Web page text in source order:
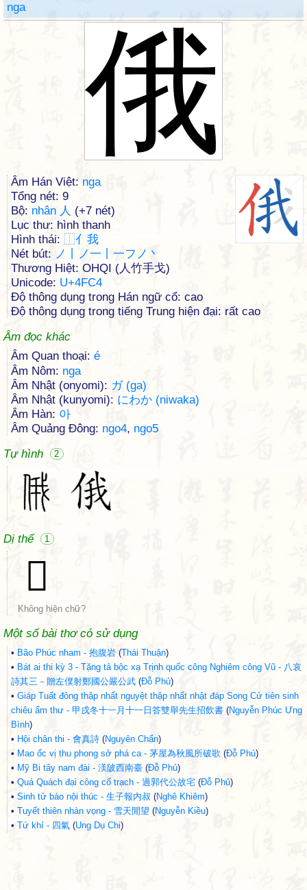
nga
俄
Âm Hán Việt: nga
Tổng nét: 9
Bộ: nhân 人 (+7 nét)
Lục thư: hình thanh
Hình thái: ⿰亻 我
Nét bút: ノ丨ノ一丨一フノ丶
Thương Hiệt: OHQI (人竹手戈)
Unicode: U+4FC4
Độ thông dụng trong Hán ngữ cổ: cao
Độ thông dụng trong tiếng Trung hiện đại: rất cao
Âm đọc khác
Âm Quan thoại: é
Âm Nôm: nga
Âm Nhật (onyomi): ガ (ga)
Âm Nhật (kunyomi): にわか (niwaka)
Âm Hàn: 아
Âm Quảng Đông: ngo4, ngo5
Tự hình
2
Dị thể 1
𩒰
Không hiện chữ?
Một số bài thơ có sử dụng
• Bão Phúc nham - 抱腹岩 (Thái Thuận)
• Bát ai thi kỳ 3 - Tặng tả bộc xạ Trịnh quốc công Nghiêm công Vũ - 八哀
詩其三－贈左僕射鄭國公嚴公武 (Đỗ Phủ)
• Giáp Tuất đông thập nhất nguyệt thập nhất nhật đáp Song Cử tiên sinh
chiêu ẩm thư - 甲戌冬十一月十一日答雙舉先生招飲書 (Nguyễn Phúc Ưng
Bình)
• Hội chân thi - 會真詩 (Nguyên Chẩn)
• Mao ốc vị thu phong sở phá ca - 茅屋為秋風所破歌 (Đỗ Phủ)
• Mỹ Bi tây nam đài - 渼陂西南臺 (Đỗ Phủ)
• Quá Quách đại công cố trạch - 過郭代公故宅 (Đỗ Phủ)
• Sinh tử báo nội thúc - 生子報内叔 (Nghê Khiêm)
• Tuyết thiên nhàn vọng - 雪天閒望 (Nguyễn Kiều)
• Tứ khí - 四氣 (Ung Dụ Chi)